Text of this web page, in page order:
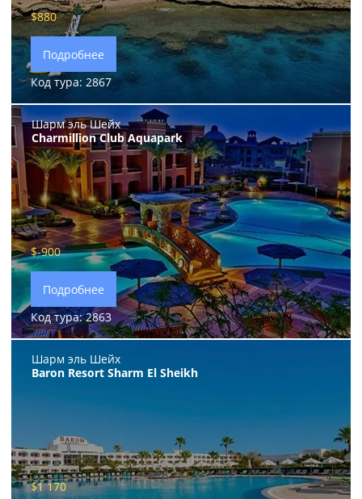
$880
Подробнее
Код тура: 2867
Шарм эль Шейх
Charmillion Club Aquapark
$0
$-900
Подробнее
Код тура: 2863
Шарм эль Шейх
Baron Resort Sharm El Sheikh
$1 170